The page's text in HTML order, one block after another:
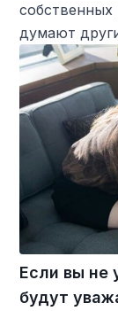
думают
Если вы не
будут